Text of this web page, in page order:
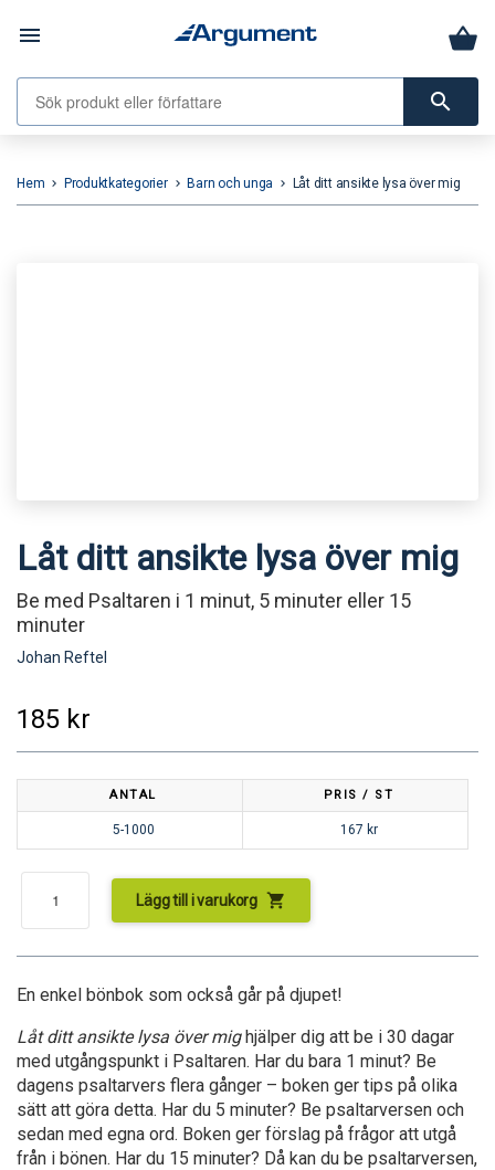
menu
search
Hem keyboard_arrow_right Produktkategorier keyboard_arrow_right Barn och unga keyboard_arrow_right Låt ditt ansikte lysa över mig
Låt ditt ansikte lysa över mig
Be med Psaltaren i 1 minut, 5 minuter eller 15
minuter
Johan Reftel
185 kr
ANTAL PRIS / ST
5-1000 167 kr
Lägg till i varukorg shopping_cart
En enkel bönbok som också går på djupet!
Låt ditt ansikte lysa över mighjälper dig att be i 30 dagar
med utgångspunkt i Psaltaren. Har du bara 1 minut? Be
dagens psaltarvers flera gånger – boken ger tips på olika
sätt att göra detta. Har du 5 minuter? Be psaltarversen och
sedan med egna ord. Boken ger förslag på frågor att utgå
från i bönen. Har du 15 minuter? Då kan du be psaltarversen,